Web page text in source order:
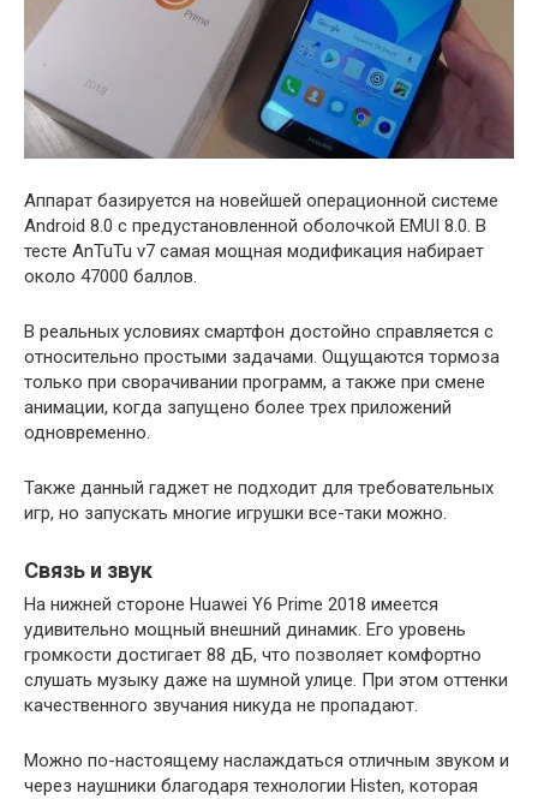
Аппарат базируется на новейшей операционной системе
Android 8.0 с предустановленной оболочкой EMUI 8.0. В
тесте AnTuTu v7 самая мощная модификация набирает
около 47000 баллов.
В реальных условиях смартфон достойно справляется с
относительно простыми задачами. Ощущаются тормоза
только при сворачивании программ, а также при смене
анимации, когда запущено более трех приложений
одновременно.
Также данный гаджет не подходит для требовательных
игр, но запускать многие игрушки все-таки можно.
Связь и звук
На нижней стороне Huawei Y6 Prime 2018 имеется
удивительно мощный внешний динамик. Его уровень
громкости достигает 88 дБ, что позволяет комфортно
слушать музыку даже на шумной улице. При этом оттенки
качественного звучания никуда не пропадают.
Можно по-настоящему наслаждаться отличным звуком и
через наушники благодаря технологии Histen, которая